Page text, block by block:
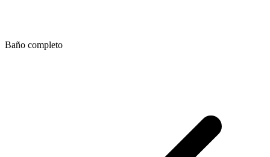
Baño completo